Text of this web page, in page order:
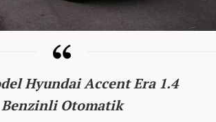
Hyundai Accent Era 1.4
Benzinli Otomatik